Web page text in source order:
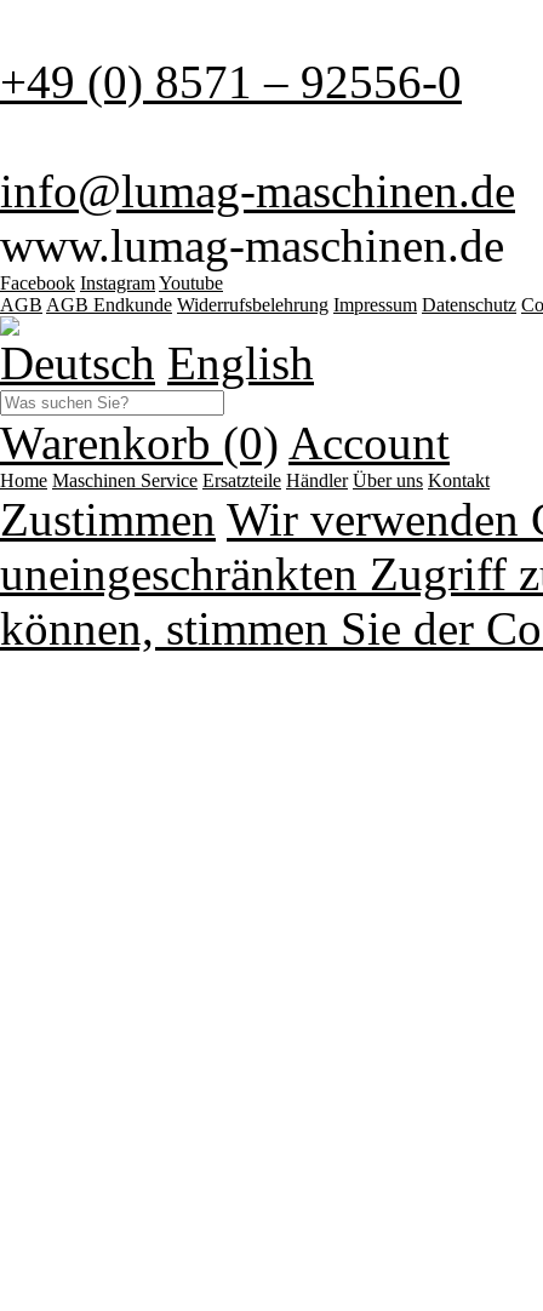
+49 (0) 8571 – 92556-0
info@lumag-maschinen.de
www.lumag-maschinen.de
Facebook InstagramYoutube
AGB AGB Endkunde Widerrufsbelehrung Impressum Datenschutz
Deutsch English
Warenkorb (0) Account
Home Maschinen Service Ersatzteile Händler Über uns Kontakt
Zustimmen Wir verwenden
uneingeschränkten Zugriff
können, stimmen Sie der